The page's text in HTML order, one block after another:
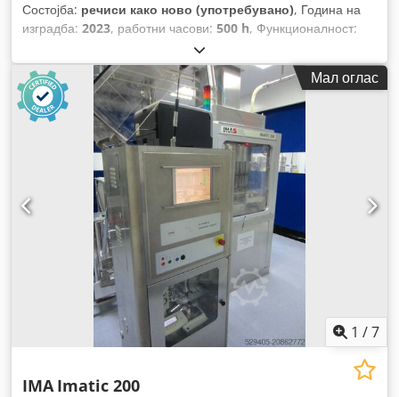
Состојба: речиси како ново (употребувано), Година на
изградба: 2023, работни часови: 500 h, Функционалност:
, број на машина/возило:
H32023/1001,
Мал оглас
1 /7
IMA Imatic 200